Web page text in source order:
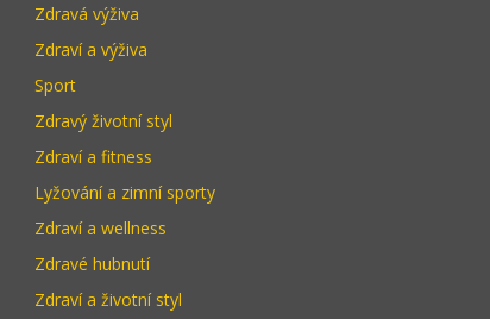
Zdravá výživa
Zdraví a výživa
Sport
Zdravý životní styl
Zdraví a fitness
Lyžování a zimní sporty
Zdraví a wellness
Zdravé hubnutí
Zdraví a životní styl